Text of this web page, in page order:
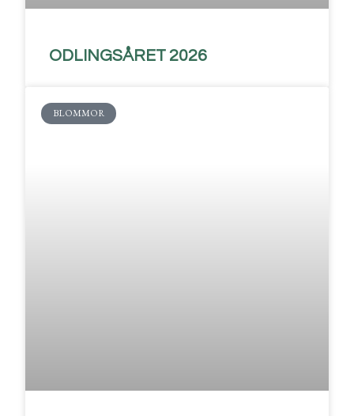
ODLINGSÅRET 2026
BLOMMOR